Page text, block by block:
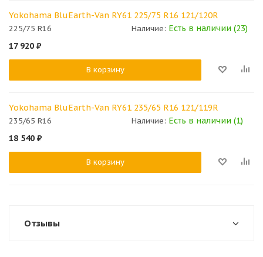
Yokohama BluEarth-Van RY61 225/75 R16 121/120R
225/75 R16 Наличие: Есть в наличии (23)
17 920 ₽
В корзину
Yokohama BluEarth-Van RY61 235/65 R16 121/119R
235/65 R16 Наличие: Есть в наличии (1)
18 540 ₽
В корзину
Отзывы